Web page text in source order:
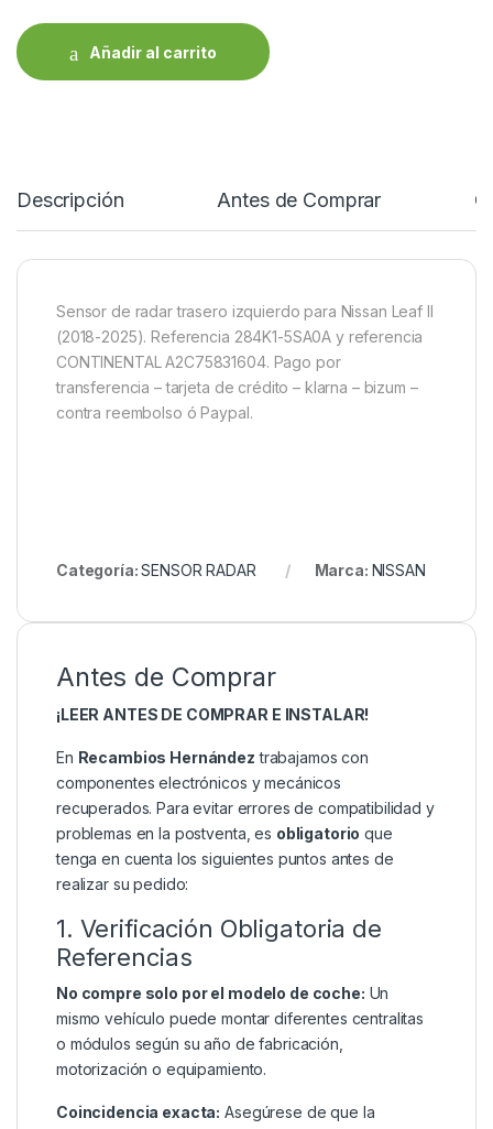
Añadir al carrito
Descripción Antes de Comprar
Sensor de radar trasero izquierdo para Nissan Leaf II
(2018-2025). Referencia 284K1-5SA0A y referencia
CONTINENTAL A2C75831604. Pago por
transferencia – tarjeta de crédito – klarna – bizum –
contra reembolso ó Paypal.
Categoría:SENSOR RADAR Marca: NISSAN
Antes de Comprar
¡LEER ANTES DE COMPRAR E INSTALAR!
En Recambios Hernández trabajamos con
componentes electrónicos y mecánicos
recuperados. Para evitar errores de compatibilidad y
problemas en la postventa, es obligatorio que
tenga en cuenta los siguientes puntos antes de
realizar su pedido:
1. Verificación Obligatoria de
Referencias
No compre solo por el modelo de coche: Un
mismo vehículo puede montar diferentes centralitas
o módulos según su año de fabricación,
motorización o equipamiento.
Coincidencia exacta: Asegúrese de que la